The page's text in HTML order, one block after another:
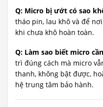
Q: Micro bị ướt có sao
tháo pin, lau khô và để
khi chưa khô hoàn toàn.
Q: Làm sao biết micro
trì đúng cách mà micro
thanh, không bật được,
hệ trung tâm bảo hành.